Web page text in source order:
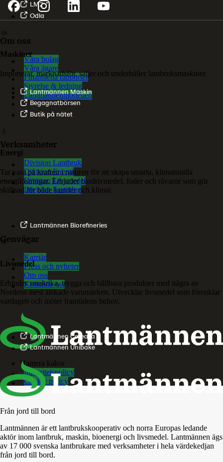
LM2
Odla
Maskiner
Importerar, marknadsför, säljer och underhåller lantbruksmaskiner.
Lantmännen Maskin
Begagnatbörsen
Butik på nätet
Energi
Tar vara på kraften i naturen för att skapa smarta, klimatsnälla
energilösningar. Erbjuder biodrivmedel, foder och råvaror som gör
skillnad för både kunder och klimat.
Lantmännen Biorefineries
Livsmedel
Erbjuder smakrika, trygga och hållbara produkter med några av
Nordens mest älskade varumärken. Utvecklar livsmedel som förenklar
vardagen och möter framtidens behov.
Lantmännen Cerealia
Lantmännen Unibake
Från jord till bord
Lantmännen är ett lantbrukskooperativ och norra Europas ledande
aktör inom lantbruk, maskin, bioenergi och livsmedel. Lantmännen ägs
av 17 000 svenska lantbrukare med verksamheter i hela värdekedjan
från jord till bord.
Om oss
Våra bolag
Våra ägare
Finansiella rapporter
Styrelse & ledning
Lantmännenmodellen
Verksamheter
Division Lantbruk
Division Energi
Division Livsmedel
Division Fastighet
Genvägar
Karriär
Press och nyheter
Om oss
Kontakta oss
Hantera kakor
Integritetspolicy
Cookie policy